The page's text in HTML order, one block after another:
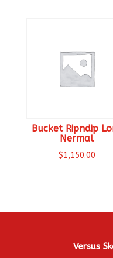
Bucket Ripndip
Nermal
$1,150.00
Versus